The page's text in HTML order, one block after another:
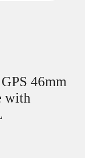
46mm
with